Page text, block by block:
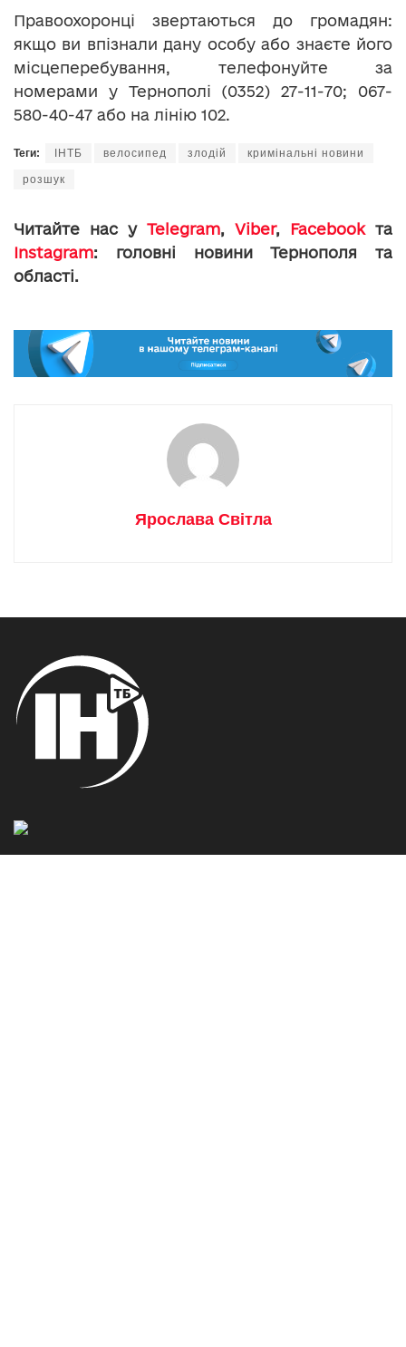
Правоохоронці звертаються до громадян:
якщо ви впізнали дану особу або знаєте його
місцеперебування, телефонуйте за
номерами у Тернополі (0352) 27-11-70; 067-
580-40-47 або на лінію 102.
Теги: ІНТБ велосипед злодій кримінальні новини
розшук
Читайте нас у Telegram, Viber, Facebookта
Instagram: головні новини Тернополя та
області.
Ярослава Світла